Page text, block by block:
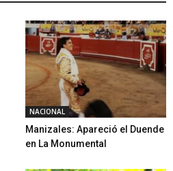
NACIONAL
Manizales: Apareció el Duende
en La Monumental